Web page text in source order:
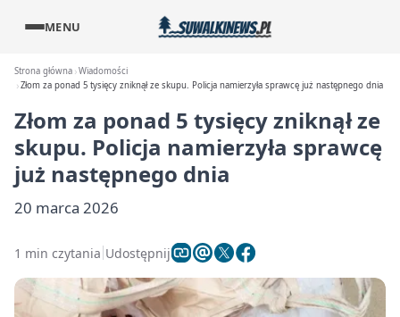
MENU
Strona główna Wiadomości
Złom za ponad 5 tysięcy zniknął ze skupu. Policja namierzyła sprawcę już następnego dnia
Złom za ponad 5 tysięcy zniknął ze
skupu. Policja namierzyła sprawcę
już następnego dnia
20 marca 2026
1 min czytania Udostępnij